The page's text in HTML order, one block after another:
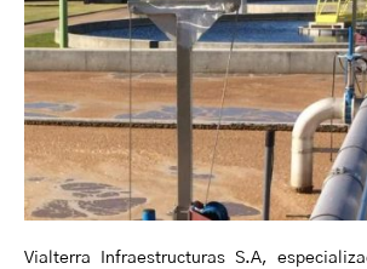
Vialterra Infraestructuras S.A,